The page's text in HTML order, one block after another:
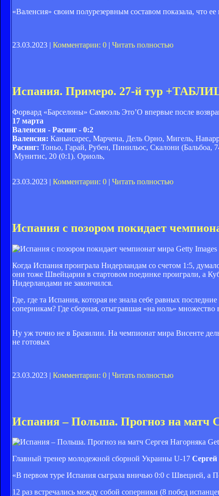
«Валенсия» своим полурезервным составом показала, что
23.03.2023 | Комментарии: 0 | Читать полностью
Испания. Примеро. 27-й тур
Форвард «Барселоны» Самюэль Это’О впервые после
17 марта
Валенсия - Расинг - 0:2
Валенсия: Каньисарес, Марчена, Дель Орно, Мигель,
Расинг: Тоньо, Гарай, Рубен, Пинильос, Скалони
Мунитис, 20 (0:1). Ориоль,
23.03.2023 | Комментарии: 0 | Читать полностью
Испания с позором покидает
Getty Images
Когда Испания проиграла Нидерландам со счетом 1:5,
они тоже Швейцарии в стартовом поединке проиграли, а
Нидерландами не закончился.
Где, где та Испания, которая не знала себе равных
соперникам? Где сборная, отыгравшая «на ноль»
Ну уж точно не в Бразилии. На чемпионат мира Висенте
не готовых
23.03.2023 | Комментарии: 0 | Читать полностью
Испания – Польша. Прогноз на матч
Главный тренер молодежной сборной Украины U-17
«В первом туре Испания сыграла вничью 0:0 с Швецией, а
12 раз встречались между собой соперники (8 побед